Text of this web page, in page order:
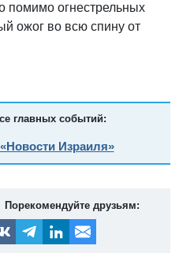
помимо огнестрельных
ожог во всю спину от
главных событий:
Израиля»
Порекомендуйте друзьям: